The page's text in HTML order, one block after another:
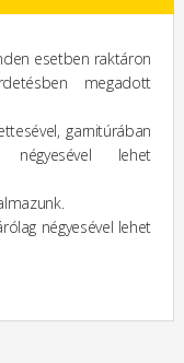
esetben raktáron
megadott
garnitúrában
lehet
négyesével lehet